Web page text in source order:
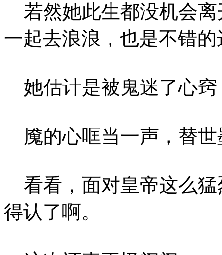
若然她此生都没机会离
一起去浪浪，也是不错的
她估计是被鬼迷了心窍
魇的心哐当一声，替世
看看，面对皇帝这么猛
得认了啊。